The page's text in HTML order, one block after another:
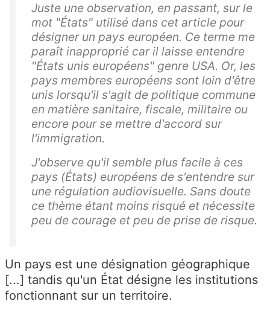
Juste une observation, en passant, sur le
mot "États" utilisé dans cet article pour
désigner un pays européen. Ce terme me
paraît inapproprié car il laisse entendre
"États unis européens" genre USA. Or, les
pays membres européens sont loin d'être
unis lorsqu'il s'agit de politique commune
en matière sanitaire, fiscale, militaire ou
encore pour se mettre d'accord sur
l'immigration.
J'observe qu'il semble plus facile à ces
pays (États) européens de s'entendre sur
une régulation audiovisuelle. Sans doute
ce thème étant moins risqué et nécessite
peu de courage et peu de prise de risque.
Un pays est une désignation géographique
[...] tandis qu'un État désigne les institutions
fonctionnant sur un territoire.